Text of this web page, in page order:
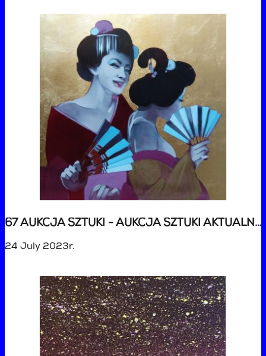
67 AUKCJA SZTUKI - AUKCJA SZTUKI AKTUALNEJ
24 July 2023r.